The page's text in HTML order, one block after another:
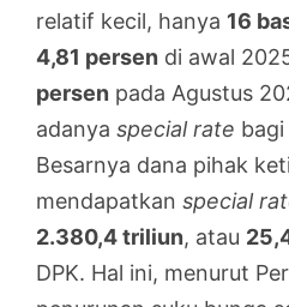
relatif kecil, hanya 16
4,81 persen di awal
persen pada Agustus
adanya special rate
Besarnya dana pihak
mendapatkan special
2.380,4 triliun, atau
DPK. Hal ini, menurut